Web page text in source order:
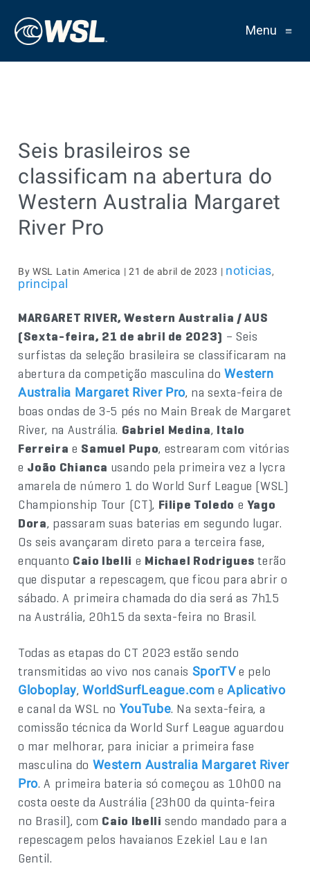
Menu ≡
Seis brasileiros se
classificam na abertura do
Western Australia Margaret
River Pro
By WSL Latin America | 21 de abril de 2023 | noticias,
principal
MARGARET RIVER, Western Australia / AUS
(Sexta-feira, 21 de abril de 2023) – Seis
surfistas da seleção brasileira se classificaram na
abertura da competição masculina doWestern
Australia Margaret River Pro, na sexta-feira de
boas ondas de 3-5 pés no Main Break de Margaret
River, na Austrália. Gabriel Medina, Italo
Ferreira e Samuel Pupo, estrearam com vitórias
e João Chianca usando pela primeira vez a lycra
amarela de número 1 do World Surf League (WSL)
Championship Tour (CT), Filipe Toledo e Yago
Dora, passaram suas baterias em segundo lugar.
Os seis avançaram direto para a terceira fase,
enquanto Caio Ibelli e Michael Rodrigues terão
que disputar a repescagem, que ficou para abrir o
sábado. A primeira chamada do dia será as 7h15
na Austrália, 20h15 da sexta-feira no Brasil.
Todas as etapas do CT 2023 estão sendo
transmitidas ao vivo nos canais SporTVe pelo
Globoplay,WorldSurfLeague.com eAplicativo
e canal da WSL no YouTube. Na sexta-feira, a
comissão técnica da World Surf League aguardou
o mar melhorar, para iniciar a primeira fase
masculina do Western Australia Margaret River
Pro. A primeira bateria só começou as 10h00 na
costa oeste da Austrália (23h00 da quinta-feira
no Brasil), com Caio Ibelli sendo mandado para a
repescagem pelos havaianos Ezekiel Lau e Ian
Gentil.